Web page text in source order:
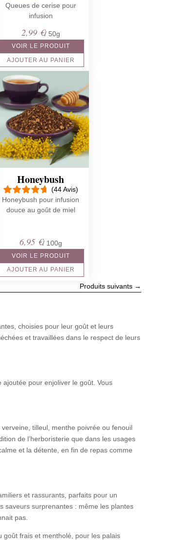
Queues de cerise pour
infusion
2,99 €/ 50g
VOIR LE PRODUIT
AJOUTER AU PANIER
Honeybush
(44 Avis)
Honeybush pour infusion
douce au goût de miel
6,95 €/ 100g
VOIR LE PRODUIT
AJOUTER AU PANIER
Produits suivants →
choisies pour leur goût et leurs
et travaillées dans le respect de leurs
ajoutée pour enjoliver le goût. Vous
tilleul, menthe poivrée ou fenouil
de l’herboristerie que dans les usages
et la détente, en fin de repas comme
et rassurants, parfaits pour un
saveurs surprenantes : même les plantes
pas.
goût frais et mentholé, pour les palais